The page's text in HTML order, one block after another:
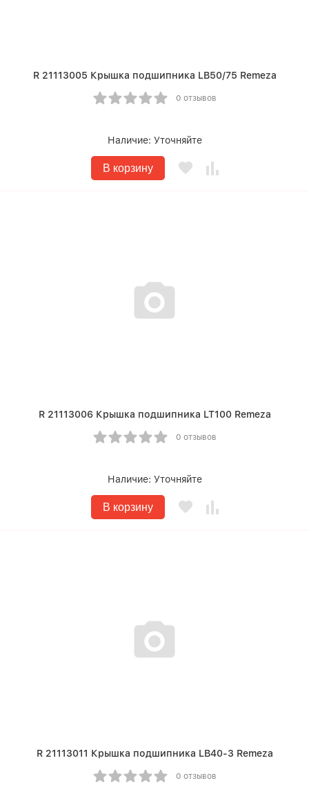
R 21113005 Крышка подшипника LB50/75 Remeza
0 отзывов
Наличие: Уточняйте
В корзину
R 21113006 Крышка подшипника LT100 Remeza
0 отзывов
Наличие: Уточняйте
В корзину
R 21113011 Крышка подшипника LB40-3 Remeza
0 отзывов